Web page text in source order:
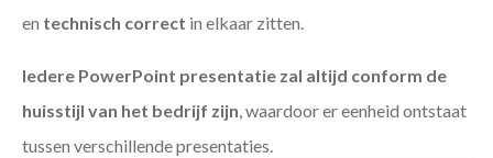
en technisch correct in elkaar zitten.
Iedere PowerPoint presentatie zal altijd conform de
huisstijl van het bedrijf zijn, waardoor er eenheid ontstaat
tussen verschillende presentaties.